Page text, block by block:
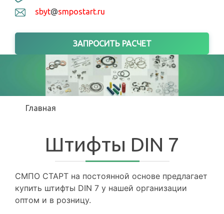
sbyt@smpostart.ru
ЗАПРОСИТЬ РАСЧЕТ
Вы здесь
Главная
Штифты DIN 7
СМПО СТАРТ на постоянной основе предлагает
купить штифты DIN 7 у нашей организации
оптом и в розницу.